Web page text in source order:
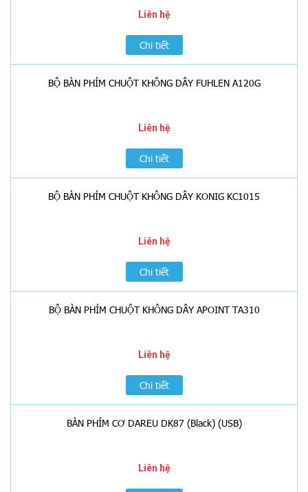
Liên hệ
Chi tiết
BỘ BÀN PHÍM CHUỘT KHÔNG DÂY FUHLEN A120G
Liên hệ
Chi tiết
BỘ BÀN PHÍM CHUỘT KHÔNG DÂY KONIG KC1015
Liên hệ
Chi tiết
BỘ BÀN PHÍM CHUỘT KHÔNG DÂY APOINT TA310
Liên hệ
Chi tiết
BÀN PHÍM CƠ DAREU DK87 (Black) (USB)
Liên hệ